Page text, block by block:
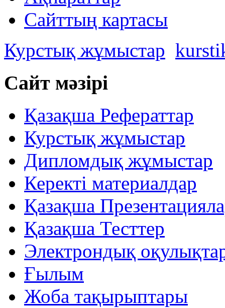
Сайттың картасы
Курстық жұмыстар
Сайт мәзірі
Қазақша Рефераттар
Курстық жұмыстар
Дипломдық жұмыстар
Керекті материалдар
Қазақша
Қазақша Тесттер
Электрондық
Ғылым
Жоба тақырыптары